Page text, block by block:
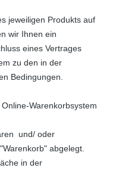
jeweiligen Produkts auf
wir Ihnen ein
eines Vertrages
zu den in der
Bedingungen.
Warenkorbsystem
und/ oder
abgelegt.
in der